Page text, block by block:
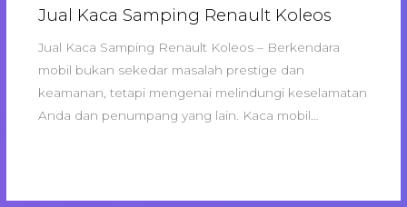
Jual Kaca Samping Renault Koleos
Jual Kaca Samping Renault Koleos – Berkendara
mobil bukan sekedar masalah prestige dan
keamanan, tetapi mengenai melindungi keselamatan
Anda dan penumpang yang lain. Kaca mobil…